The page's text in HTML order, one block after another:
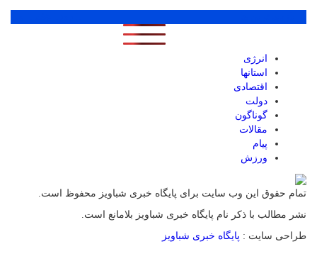
انرژی
استانها
اقتصادی
دولت
گوناگون
مقالات
پیام
ورزش
تمام حقوق این وب سایت برای پایگاه خبری شباویز محفوظ است.
نشر مطالب با ذکر نام پایگاه خبری شباویز بلامانع است.
طراحی سایت : پایگاه خبری شباویز